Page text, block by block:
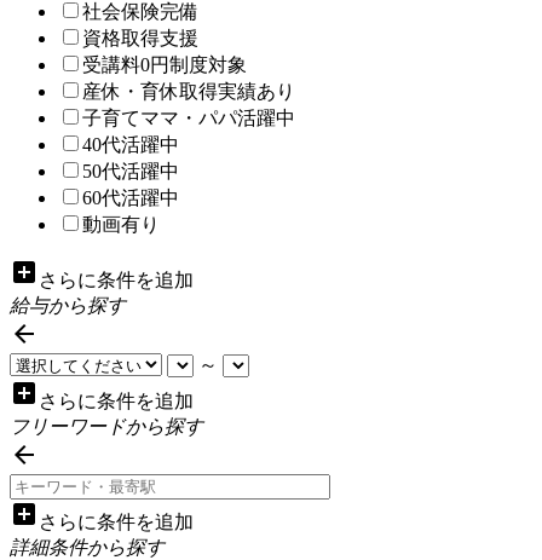
社会保険完備
資格取得支援
受講料0円制度対象
産休・育休取得実績あり
子育てママ・パパ活躍中
40代活躍中
50代活躍中
60代活躍中
動画有り
add_box さらに条件を追加
給与から探す

～
add_box さらに条件を追加
フリーワードから探す

add_box さらに条件を追加
詳細条件から探す